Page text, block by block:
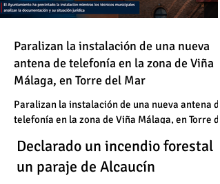
Declarado un incendio forestal
un paraje de Alcaucín
Declarado un incendio forestal
un paraje de Alcaucín
Paralizan la instalación de una nueva
antena de telefonía en la zona de Viña
Málaga, en Torre del Mar
Paralizan la instalación de una nueva antena de
telefonía en la zona de Viña Málaga, en Torre